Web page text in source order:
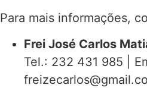
Para mais informações,
Frei José Carlos
Tel.: 232 431 985 |